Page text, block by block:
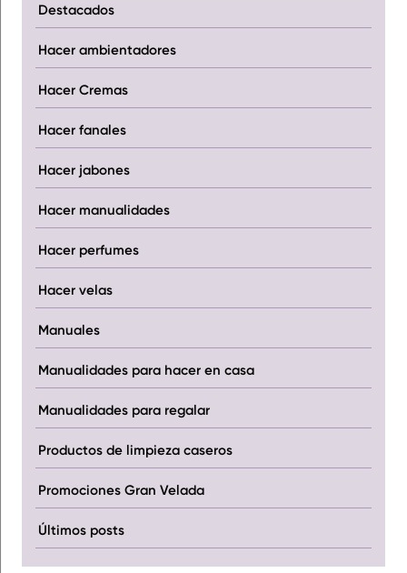
Destacados
Hacer ambientadores
Hacer Cremas
Hacer fanales
Hacer jabones
Hacer manualidades
Hacer perfumes
Hacer velas
Manuales
Manualidades para hacer en casa
Manualidades para regalar
Productos de limpieza caseros
Promociones Gran Velada
Últimos posts